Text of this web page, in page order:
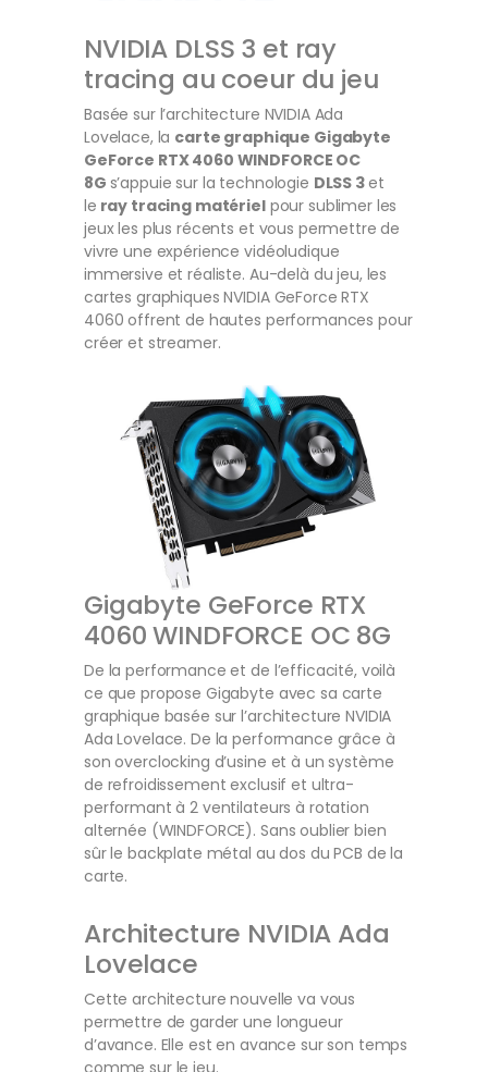
NVIDIA DLSS 3 et ray
tracing au coeur du jeu
Basée sur l’architecture NVIDIA Ada
Lovelace, la carte graphique Gigabyte
GeForce RTX 4060 WINDFORCE OC
8G s’appuie sur la technologie DLSS 3et
le ray tracing matérielpour sublimer les
jeux les plus récents et vous permettre de
vivre une expérience vidéoludique
immersive et réaliste. Au-delà du jeu, les
cartes graphiques NVIDIA GeForce RTX
4060 offrent de hautes performances pour
créer et streamer.
Gigabyte GeForce RTX
4060 WINDFORCE OC 8G
De la performance et de l’efficacité, voilà
ce que propose Gigabyte avec sa carte
graphique basée sur l’architecture NVIDIA
Ada Lovelace. De la performance grâce à
son overclocking d’usine et à un système
de refroidissement exclusif et ultra-
performant à 2 ventilateurs à rotation
alternée (WINDFORCE). Sans oublier bien
sûr le backplate métal au dos du PCB de la
carte.
Architecture NVIDIA Ada
Lovelace
Cette architecture nouvelle va vous
permettre de garder une longueur
d’avance. Elle est en avance sur son temps